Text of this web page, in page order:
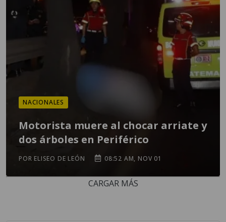
NACIONALES
Motorista muere al chocar arriate y
dos árboles en Periférico
POR ELISEO DE LEÓN 08:52 AM, NOV 01
CARGAR MÁS